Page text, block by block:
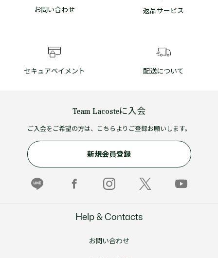
お問い合わせ 返品サービス
セキュアペイメント 配送について
Team Lacosteに入会
ご入会をご希望の方は、こちらよりご登録お願いします。
新規会員登録
Help & Contacts
お問い合わせ